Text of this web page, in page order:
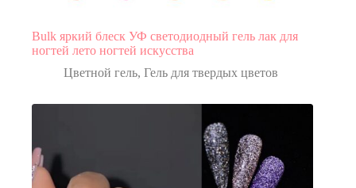
Bulk яркий блеск УФ светодиодный гель лак для
ногтей лето ногтей искусства
Цветной гель, Гель для твердых цветов